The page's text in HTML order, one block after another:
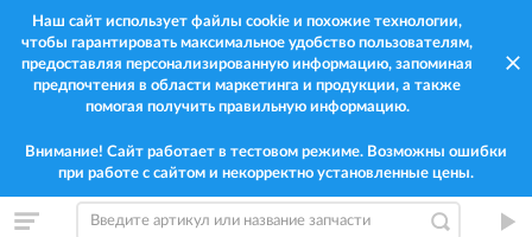
Наш сайт использует файлы cookie и похожие технологии,
чтобы гарантировать максимальное удобство пользователям,
предоставляя персонализированную информацию, запоминая
предпочтения в области маркетинга и продукции, а также
помогая получить правильную информацию.
Внимание! Сайт работает в тестовом режиме. Возможны ошибки
при работе с сайтом и некорректно установленные цены.